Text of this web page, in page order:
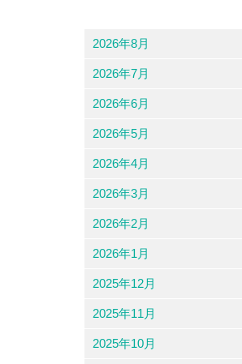
2026年8月
2026年7月
2026年6月
2026年5月
2026年4月
2026年3月
2026年2月
2026年1月
2025年12月
2025年11月
2025年10月